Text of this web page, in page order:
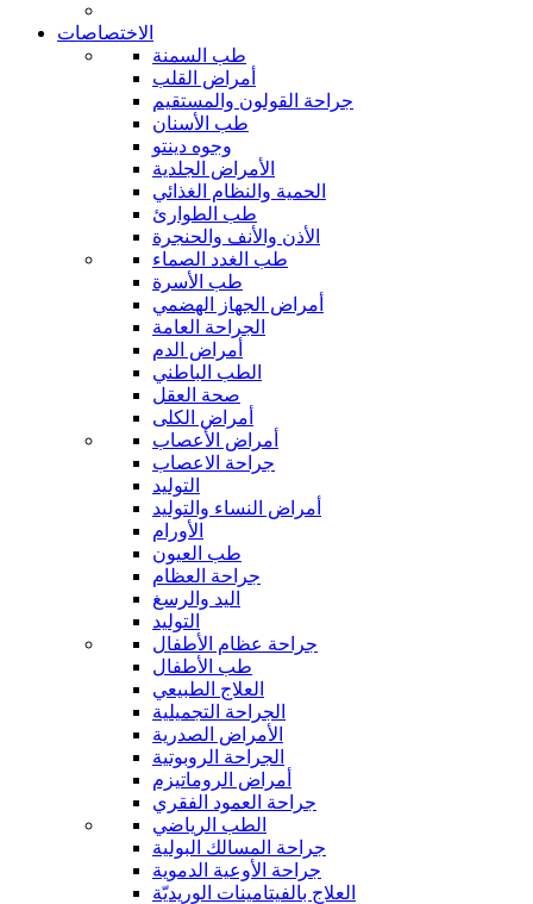
الاختصاصات
طب السمنة
أمراض القلب
جراحة القولون والمستقيم
طب الأسنان
وجوه دينتو
الأمراض الجلدية
الحمية والنظام الغذائي
طب الطوارئ
الأذن والأنف والحنجرة
طب الغدد الصماء
طب الأسرة
أمراض الجهاز الهضمي
الجراحة العامة
أمراض الدم
الطب الباطني
صحة العقل
أمراض الكلى
أمراض الأعصاب
جراحة الاعصاب
التوليد
أمراض النساء والتوليد
الأورام
طب العيون
جراحة العظام
اليد والرسغ
التوليد
جراحة عظام الأطفال
طب الأطفال
العلاج الطبيعي
الجراحة التجميلية
الأمراض الصدرية
الجراحة الروبوتية
أمراض الروماتيزم
جراحة العمود الفقري
الطب الرياضي
جراحة المسالك البولية
جراحة الأوعية الدموية
العلاج بالفيتامينات الوريديّة